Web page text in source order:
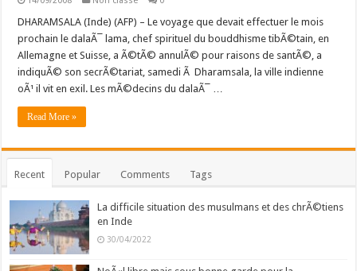
DHARAMSALA (Inde) (AFP) – Le voyage que devait effectuer le mois
prochain le dalaÃ¯ lama, chef spirituel du bouddhisme tibÃ©tain, en
Allemagne et Suisse, a Ã©tÃ© annulÃ© pour raisons de santÃ©, a
indiquÃ© son secrÃ©tariat, samedi Ã Dharamsala, la ville indienne
oÃ¹ il vit en exil. Les mÃ©decins du dalaÃ¯ …
Read More »
Recent Popular Comments Tags
La difficile situation des musulmans et des chrÃ©tiens
en Inde
30/04/2022